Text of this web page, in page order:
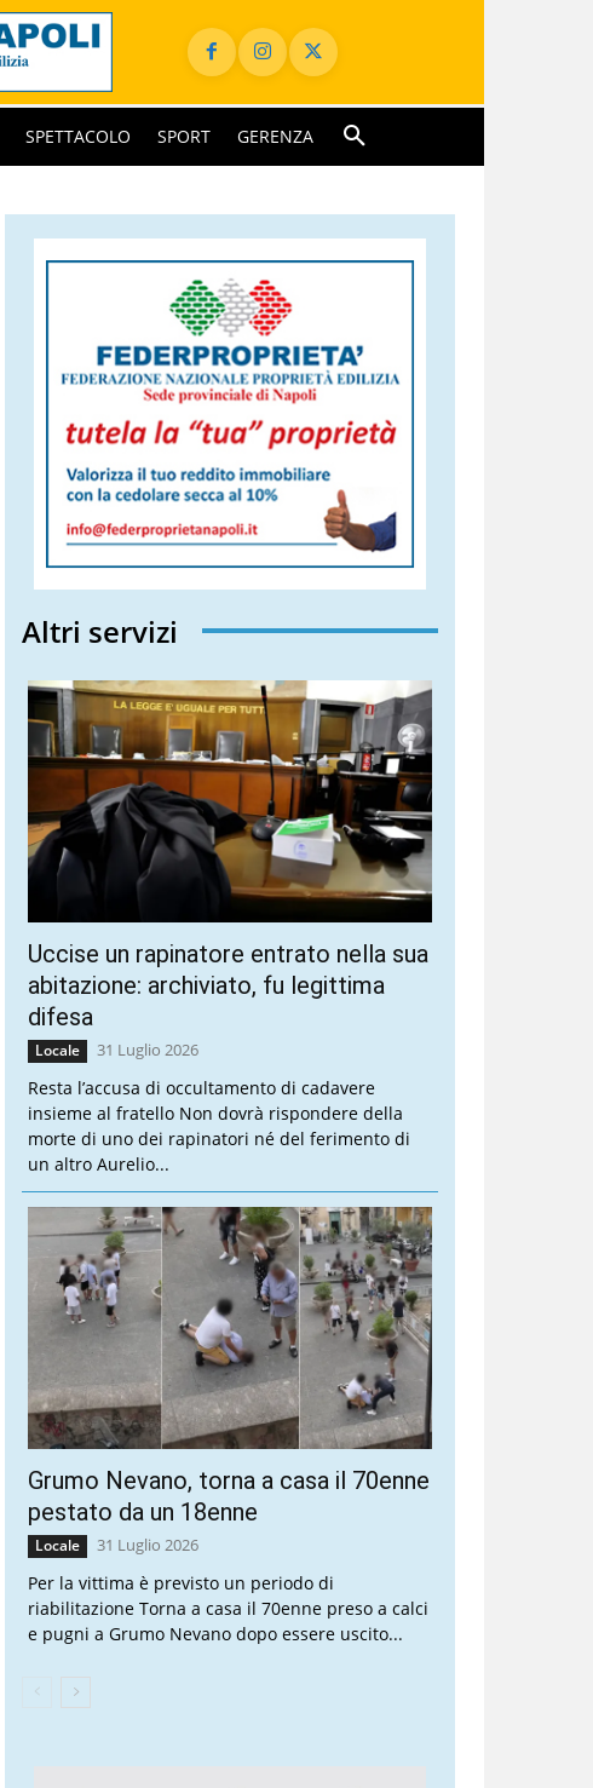
SPETTACOLO SPORT GERENZA
Altri servizi
Uccise un rapinatore entrato nella sua
abitazione: archiviato, fu legittima
difesa
Locale 31 Luglio 2026
Resta l’accusa di occultamento di cadavere
insieme al fratello Non dovrà rispondere della
morte di uno dei rapinatori né del ferimento di
un altro Aurelio...
Grumo Nevano, torna a casa il 70enne
pestato da un 18enne
Locale 31 Luglio 2026
Per la vittima è previsto un periodo di
riabilitazione Torna a casa il 70enne preso a calci
e pugni a Grumo Nevano dopo essere uscito...